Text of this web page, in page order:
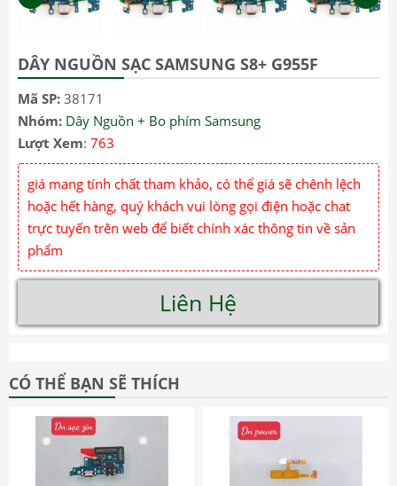
DÂY NGUỒN SẠC SAMSUNG S8+ G955F
Mã SP: 38171
Nhóm: Dây Nguồn + Bo phím Samsung
Lượt Xem: 763
giá mang tính chất tham khảo, có thể giá sẽ chênh lệch
hoặc hết hàng, quý khách vui lòng gọi điện hoặc chat
trực tuyến trên web để biết chính xác thông tin về sản
phẩm
Liên Hệ
CÓ THỂ BẠN SẼ THÍCH